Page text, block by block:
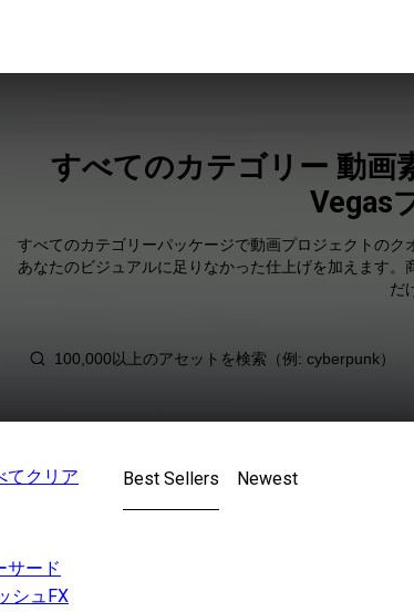
すべてのカテゴリー 動画
Vegas
すべてのカテゴリーパッケージで動画プロジェクトのク
あなたのビジュアルに足りなかった仕上げを加えます
だ
てクリア
サード
シュFX
Best Sellers Newest